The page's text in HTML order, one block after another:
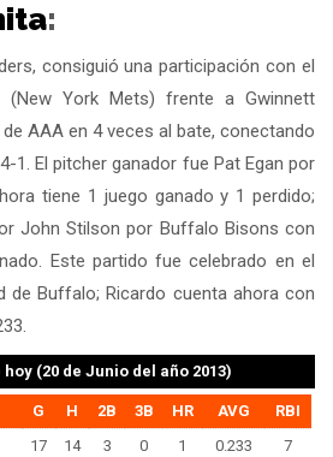
:
consiguió una participación con el
(New York Mets) frente a Gwinnett
AAA en 4 veces al bate, conectando
1. El pitcher ganador fue Pat Egan por
tiene 1 juego ganado y 1 perdido;
John Stilson por Buffalo Bisons con
Este partido fue celebrado en el
de Buffalo; Ricardo cuenta ahora con
hoy (20 de Junio del año 2013)
G H 2B 3B HR AVG
RBI
17 14 3 0 1 0.233 7